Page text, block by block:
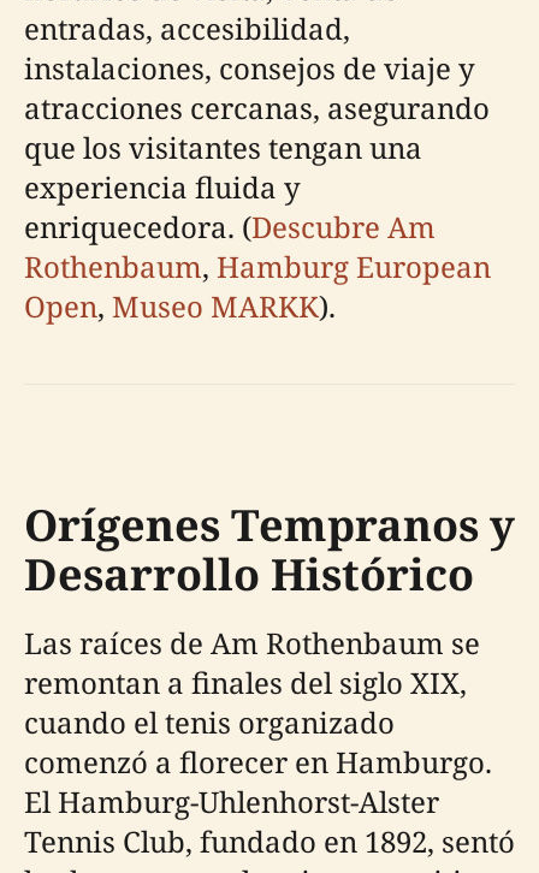
entradas, accesibilidad,
instalaciones, consejos de viaje y
atracciones cercanas, asegurando
que los visitantes tengan una
experiencia fluida y
enriquecedora. (Descubre Am
Rothenbaum, Hamburg European
Open, Museo MARKK).
Orígenes Tempranos y
Desarrollo Histórico
Las raíces de Am Rothenbaum se
remontan a finales del siglo XIX,
cuando el tenis organizado
comenzó a florecer en Hamburgo.
El Hamburg-Uhlenhorst-Alster
Tennis Club, fundado en 1892, sentó